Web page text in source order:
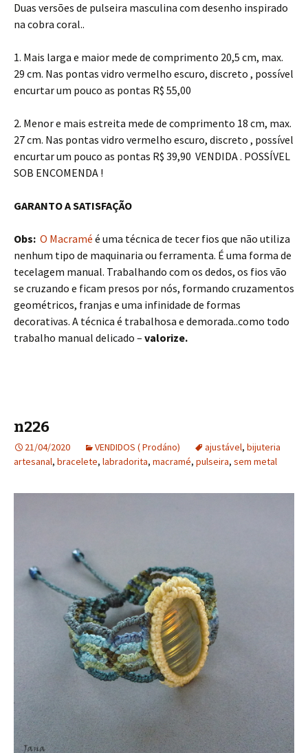
Duas versões de pulseira masculina com desenho inspirado
na cobra coral..
1. Mais larga e maior mede de comprimento 20,5 cm, max.
29 cm. Nas pontas vidro vermelho escuro, discreto , possível
encurtar um pouco as pontas R$ 55,00
2. Menor e mais estreita mede de comprimento 18 cm, max.
27 cm. Nas pontas vidro vermelho escuro, discreto , possível
encurtar um pouco as pontas R$ 39,90 VENDIDA . POSSÍVEL
SOB ENCOMENDA !
GARANTO A SATISFAÇÃO
Obs: O Macramé é uma técnica de tecer fios que não utiliza
nenhum tipo de maquinaria ou ferramenta. É uma forma de
tecelagem manual. Trabalhando com os dedos, os fios vão
se cruzando e ficam presos por nós, formando cruzamentos
geométricos, franjas e uma infinidade de formas
decorativas. A técnica é trabalhosa e demorada..como todo
trabalho manual delicado – valorize.
n226
21/04/2020 VENDIDOS ( Prodáno) ajustável, bijuteria
artesanal, bracelete, labradorita, macramé, pulseira, sem metal